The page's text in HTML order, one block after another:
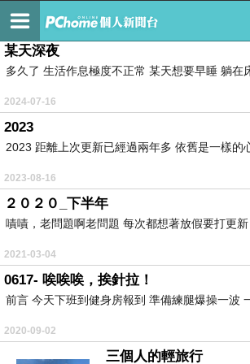
不知名的報台Orz
某天深夜
多久了 生活作息極度不正常 某天想要早睡 躺在
2024-07-16
2023
2023 距離上次更新已經過兩年多 依舊是一樣的
2023-08-16
２０２０_下半年
嘖嘖，老問題啊老問題 每次都想著放假要打更
2021-03-04
0617- 唉唉唉，挨針拉！
前言 今天下班到健身房報到 準備練腿爆操一波
2020-09-02
三個人的輕旅行